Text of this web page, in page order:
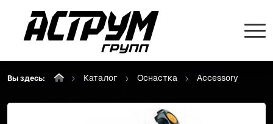
Вы здесь: Каталог Оснастка Accessory